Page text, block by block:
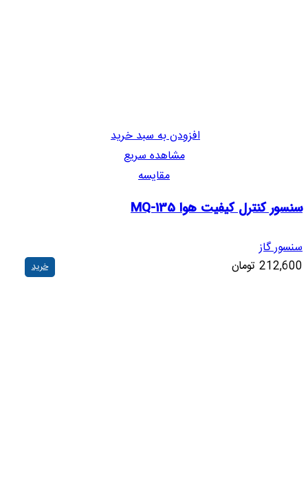
افزودن به سبد خرید
مشاهده سریع
مقایسه
سنسور کنترل کیفیت هوا MQ-135
سنسور گاز
212,600 تومان خرید